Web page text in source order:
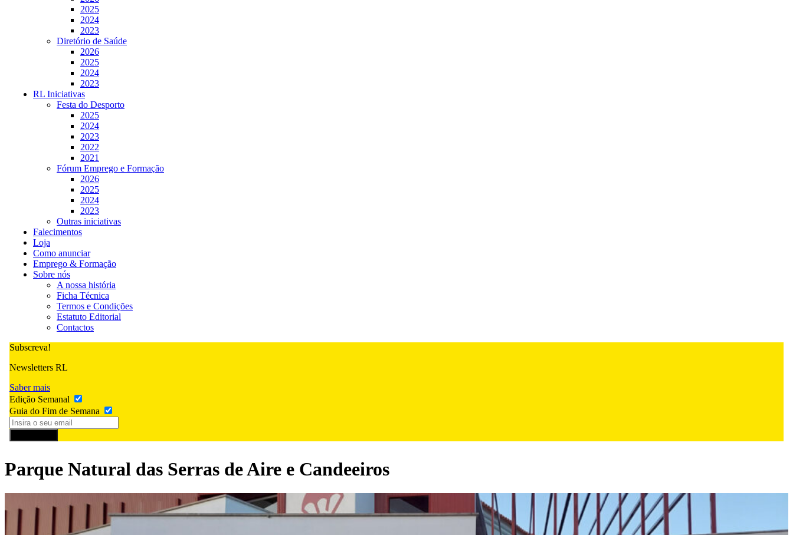
2025
2024
2023
Diretório de Saúde
2026
2025
2024
2023
RL Iniciativas
Festa do Desporto
2025
2024
2023
2022
2021
Fórum Emprego e Formação
2026
2025
2024
2023
Outras iniciativas
Falecimentos
Loja
Como anunciar
Emprego & Formação
Sobre nós
A nossa história
Ficha Técnica
Termos e Condições
Estatuto Editorial
Contactos
Subscreva!
Newsletters RL
Saber mais
Edição Semanal
Guia do Fim de Semana
Parque Natural das Serras de Aire e Candeeiros